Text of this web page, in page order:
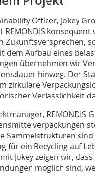
Officer, Jokey
Zukunftsversprechen,
dem Aufbau eines
übernehmen wir
hinweg. Der
zirkuläre
Verlässlichkeit
REMONDIS
Sammelstrukturen
für ein Recycling auf
Jokey zeigen wir,
möglich sind,